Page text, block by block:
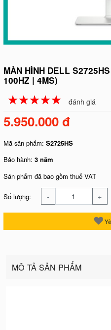
MÀN HÌNH DELL
100HZ | 4MS)
☆☆☆☆☆
★★★★★ đánh giá
5.950.000 đ
Mã sản phẩm:S2725HS
Bảo hành:3 năm
Sản phẩm đã bao gồm thuế VAT
Số lượng: - +
MÔ TẢ SẢN PHẨM